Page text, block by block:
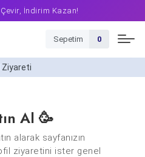
Çevir, İndirim Kazan!
Sepetim 0
Ziyareti
Al 🥳
alarak sayfanızın
ziyaretini ister genel